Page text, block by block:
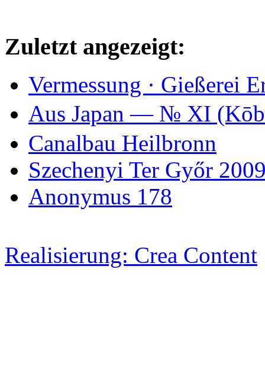
Zuletzt angezeigt:
Vermessung · Gießerei
Aus Japan — № XI
Canalbau Heilbronn
Szechenyi Ter Győr
Anonymus 178
Realisierung: Crea Content